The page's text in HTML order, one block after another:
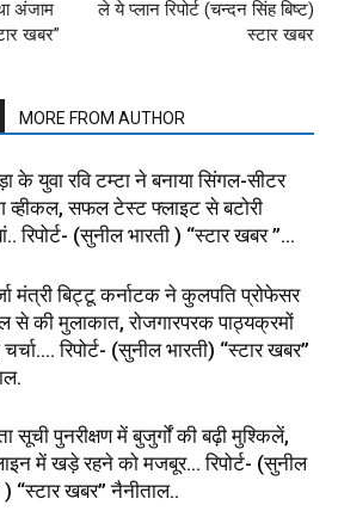
अंजाम
खबर”
ले ये प्लान रिपोर्ट (चन्दन सिंह बिष्ट)
स्टार खबर
MORE FROM AUTHOR
के युवा रवि टम्टा ने बनाया सिंगल-सीटर
व्हीकल, सफल टेस्ट फ्लाइट से बटोरी
रिपोर्ट- (सुनील भारती ) “स्टार खबर ”...
मंत्री बिट्टू कर्नाटक ने कुलपति प्रोफेसर
से की मुलाकात, रोजगारपरक पाठ्यक्रमों
रिपोर्ट- (सुनील भारती) “स्टार खबर”
सूची पुनरीक्षण में बुजुर्गों की बढ़ी मुश्किलें,
में खड़े रहने को मजबूर… रिपोर्ट- (सुनील
) “स्टार खबर” नैनीताल..